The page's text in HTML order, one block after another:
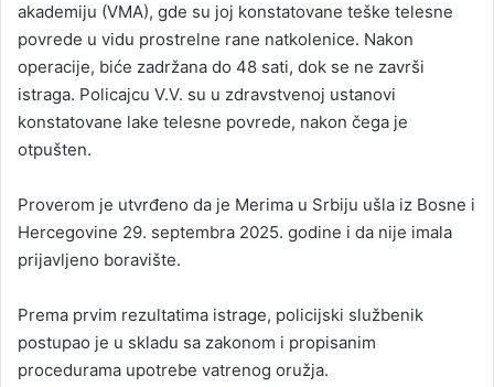
akademiju (VMA), gde su joj konstatovane teške telesne
povrede u vidu prostrelne rane natkolenice. Nakon
operacije, biće zadržana do 48 sati, dok se ne završi
istraga. Policajcu V.V. su u zdravstvenoj ustanovi
konstatovane lake telesne povrede, nakon čega je
otpušten.
Proverom je utvrđeno da je Merima u Srbiju ušla iz Bosne i
Hercegovine 29. septembra 2025. godine i da nije imala
prijavljeno boravište.
Prema prvim rezultatima istrage, policijski službenik
postupao je u skladu sa zakonom i propisanim
procedurama upotrebe vatrenog oružja.